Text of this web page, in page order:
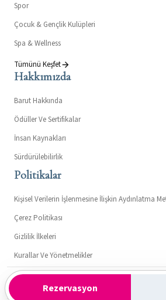
Rezervasyon
Spor
Çocuk & Gençlik Kulüpleri
Spa & Wellness
Tümünü Keşfet
Hakkımızda
Barut Hakkında
Ödüller Ve Sertifikalar
İnsan Kaynakları
Sürdürülebilirlik
Politikalar
Kişisel Verilerin İşlenmesine İlişkin Aydınlatma
Çerez Politikası
Gizlilik İlkeleri
Kurallar Ve Yönetmelikler
Kültür ve Turizm Bakanlığı- Turizm